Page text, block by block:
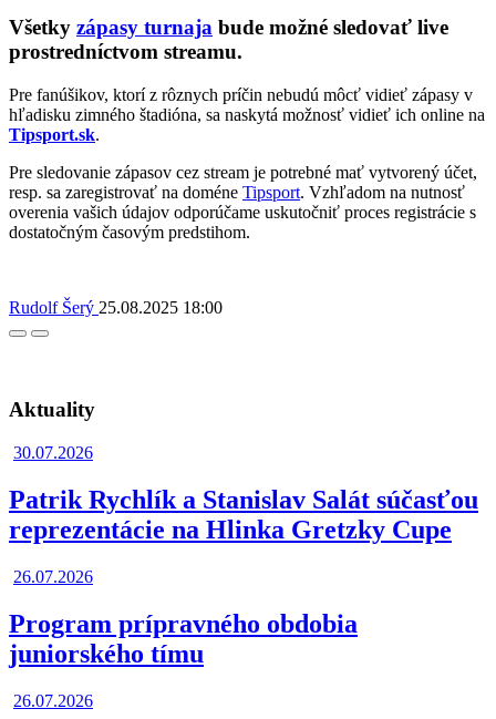
Všetky zápasy turnaja bude možné sledovať live
prostredníctvom streamu.
Pre fanúšikov, ktorí z rôznych príčin nebudú môcť vidieť zápasy v
hľadisku zimného štadióna, sa naskytá možnosť vidieť ich online na
Tipsport.sk.
Pre sledovanie zápasov cez stream je potrebné mať vytvorený účet,
resp. sa zaregistrovať na doméne Tipsport. Vzhľadom na nutnosť
overenia vašich údajov odporúčame uskutočniť proces registrácie s
dostatočným časovým predstihom.
Rudolf Šerý 25.08.2025 18:00
Facebook
Twitter
Aktuality
30.07.2026
Patrik Rychlík a Stanislav Salát súčasťou
reprezentácie na Hlinka Gretzky Cupe
26.07.2026
Program prípravného obdobia
juniorského tímu
26.07.2026